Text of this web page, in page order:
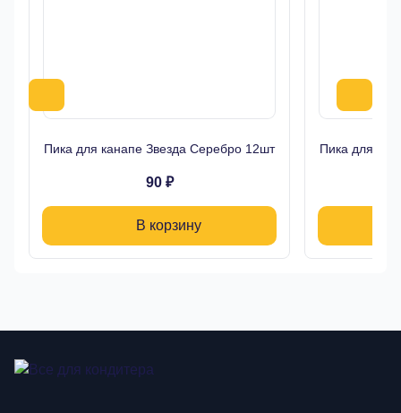
Пика для канапе Звезда Серебро 12шт
90 ₽
В корзину
Пика для